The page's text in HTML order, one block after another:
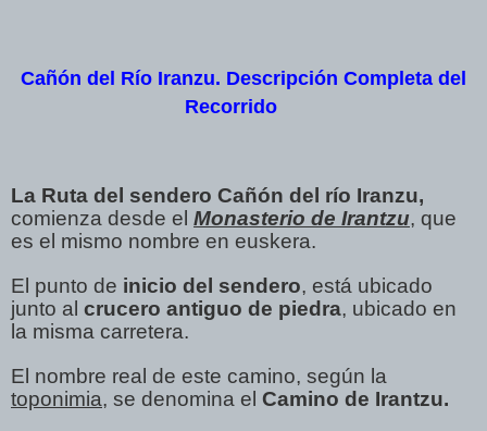
Cañón del Río Iranzu. Descripción Completa del
Recorrido
La Ruta del sendero Cañón del río Iranzu,
comienza desde el Monasterio de Irantzu, que
es el mismo nombre en euskera.
El punto de inicio del sendero, está ubicado
junto al crucero antiguo de piedra, ubicado en
la misma carretera.
El nombre real de este camino, según la
toponimia, se denomina el Camino de Irantzu.